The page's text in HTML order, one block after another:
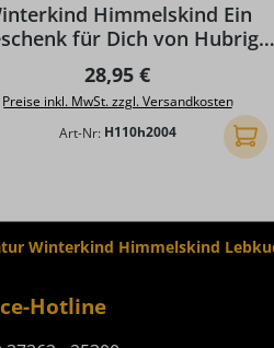
Himmelskind Ein
für Dich von Hubrig
Volkskunst
Regulärer Preis:
28,95 €
Preise inkl. MwSt. zzgl. Versandkosten
Art-Nr: H110h2004 In
Winterkind Himmelskind
Hotline